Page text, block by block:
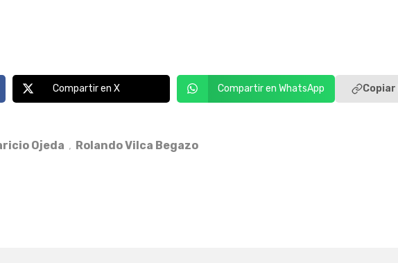
Compartir en X Compartir en WhatsApp Copiar
Ojeda , Rolando Vilca Begazo